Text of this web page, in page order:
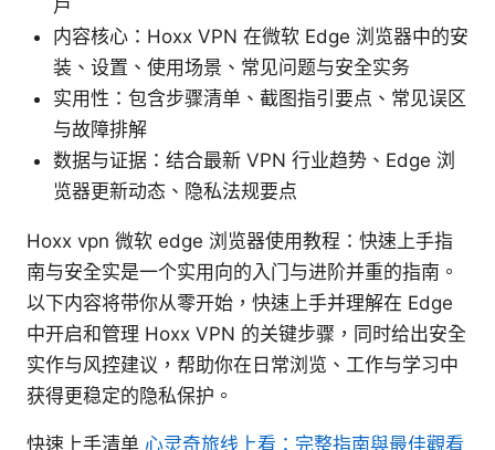
户
内容核心：Hoxx VPN 在微软 Edge 浏览器中的安
装、设置、使用场景、常见问题与安全实务
实用性：包含步骤清单、截图指引要点、常见误区
与故障排解
数据与证据：结合最新 VPN 行业趋势、Edge 浏
览器更新动态、隐私法规要点
Hoxx vpn 微软 edge 浏览器使用教程：快速上手指
南与安全实是一个实用向的入门与进阶并重的指南。
以下内容将带你从零开始，快速上手并理解在 Edge
中开启和管理 Hoxx VPN 的关键步骤，同时给出安全
实作与风控建议，帮助你在日常浏览、工作与学习中
获得更稳定的隐私保护。
快速上手清单 心灵奇旅线上看：完整指南與最佳觀看